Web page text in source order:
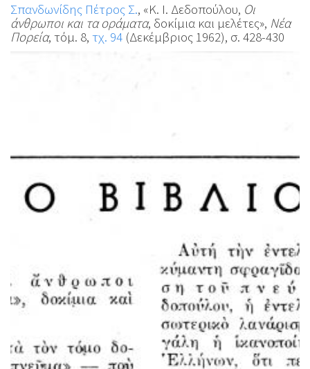
Σπανδωνίδης Πέτρος Σ., «Κ. Ι. Δεδοπούλου, Οι
άνθρωποι και τα οράματα, δοκίμια και μελέτες», Νέα
Πορεία, τόμ. 8, τχ. 94 (Δεκέμβριος 1962), σ. 428-430